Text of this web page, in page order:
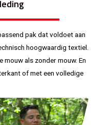
pak dat voldoet aan
hoogwaardig textiel.
mouw als zonder mouw. En
of met een volledige